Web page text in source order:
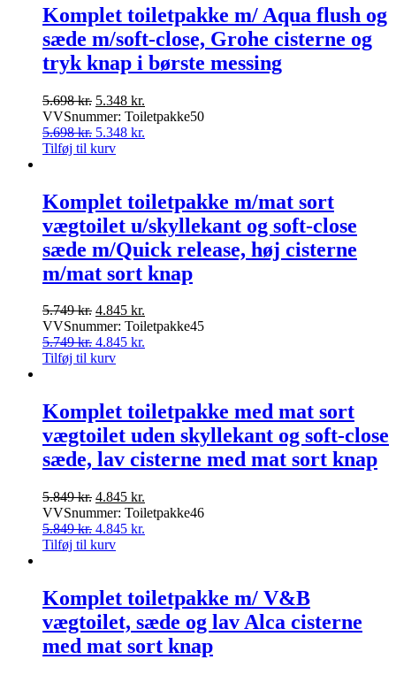
Komplet toiletpakke m/ Aqua flush og
sæde m/soft-close, Grohe cisterne og
tryk knap i børste messing
5.698kr. Den
oprindelige
pris
var:
5.348 kr.
aktuelle
VVSnummer: Toiletpakke50
5.698kr. Den
oprindelige
5.698 kr..
5.348 kr.
5.348 kr..
Tilføj til kurv
Komplet toiletpakke m/mat sort
vægtoilet u/skyllekant og soft-close
sæde m/Quick release, høj cisterne
m/mat sort knap
5.749kr. Den
oprindelige
pris
var:
4.845 kr.
aktuelle
VVSnummer: Toiletpakke45
5.749kr. Den
oprindelige
5.749 kr..
4.845 kr.
4.845 kr..
Tilføj til kurv
Komplet toiletpakke med mat sort
vægtoilet uden skyllekant og soft-close
sæde, lav cisterne med mat sort knap
5.849kr. Den
oprindelige
pris
var:
4.845 kr.
aktuelle
VVSnummer: Toiletpakke46
5.849kr. Den
oprindelige
5.849 kr..
4.845 kr.
4.845 kr..
Tilføj til kurv
Komplet toiletpakke m/ V&B
vægtoilet, sæde og lav Alca cisterne
med mat sort knap